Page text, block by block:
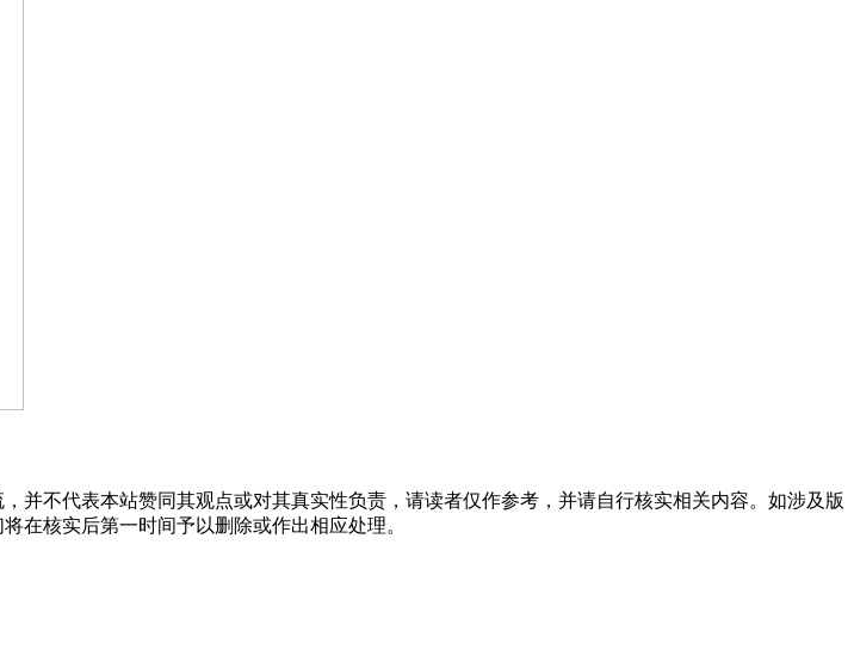
并不代表本站赞同其观点或对其真实性负责，请读者仅作参考，并请自行核实相关内容。如涉及版
在核实后第一时间予以删除或作出相应处理。